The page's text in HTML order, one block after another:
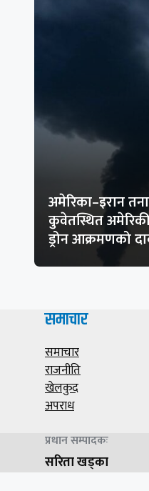
अमेरिका–इरान
कुवेतस्थित
ड्रोन आक्रमणको
समाचार
समाचार
राजनीति
खेलकुद
अपराध
प्रधान सम्पादकः
सरिता खड्का